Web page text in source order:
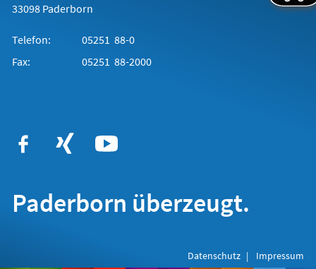
33098 Paderborn
Telefon:
05251 88-0
Fax:
05251 88-2000
Paderborn überzeugt.
Datenschutz Impressum